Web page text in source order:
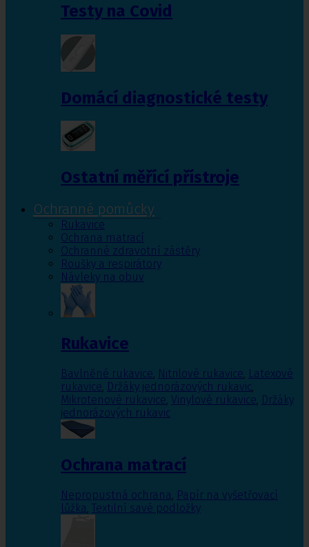
Testy na Covid
Domácí diagnostické testy
Ostatní měřící přístroje
Ochranné pomůcky
Rukavice
Ochrana matrací
Ochranné zdravotní zástěry
Roušky a respirátory
Návleky na obuv
Rukavice
Bavlněné rukavice, Nitrilové rukavice, Latexové
rukavice, Držáky jednorázových rukavic,
Mikrotenové rukavice, Vinylové rukavice, Držáky
jednorázových rukavic
Ochrana matrací
Nepropustná ochrana, Papír na vyšetřovací
lůžka, Textilní savé podložky